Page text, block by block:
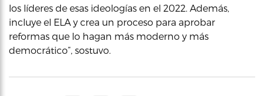
los líderes de esas ideologías en el 2022. Además,
incluye el ELA y crea un proceso para aprobar
reformas que lo hagan más moderno y más
democrático”, sostuvo.